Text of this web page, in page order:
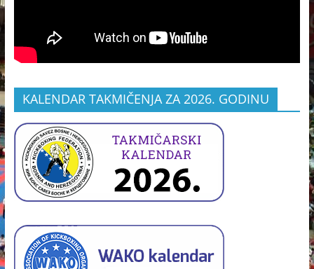
KALENDAR TAKMIČENJA ZA 2026. GODINU